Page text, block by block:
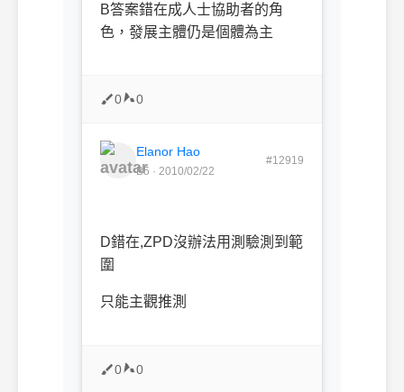
B答案錯在成人士協助者的角
色，發展主體仍是個體為主
0 0
Elanor Hao
B5 · 2010/02/22
#12919
D錯在,ZPD沒辦法用測驗測到範
圍
只能主觀推測
0 0